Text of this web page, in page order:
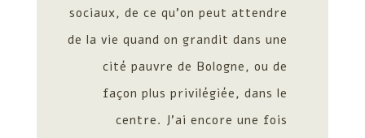
sociaux, de ce qu’on peut attendre
de la vie quand on grandit dans une
cité pauvre de Bologne, ou de
façon plus privilégiée, dans le
centre. J’ai encore une fois